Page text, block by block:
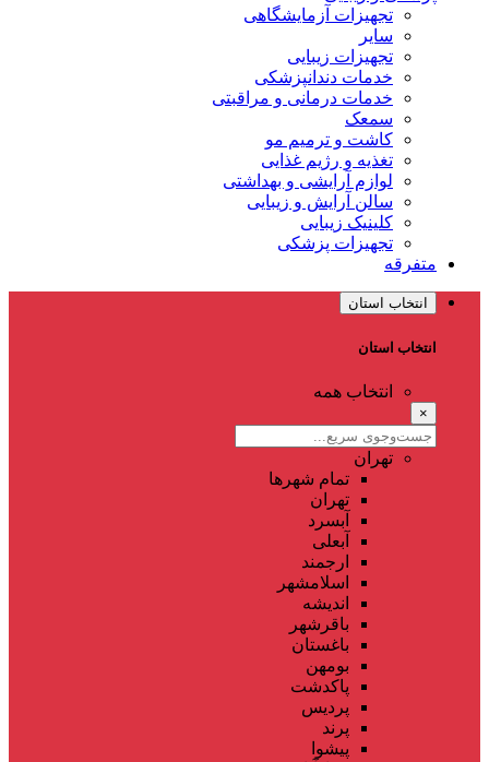
تجهیزات آزمایشگاهی
سایر
تجهیزات زیبایی
خدمات دندانپزشکی
خدمات درمانی و مراقبتی
سمعک
کاشت و ترمیم مو
تغذیه و رژیم غذایی
لوازم آرایشی و بهداشتی
سالن آرایش و زیبایی
کلینیک زیبایی
تجهیزات پزشکی
متفرقه
انتخاب استان
انتخاب استان
انتخاب همه
×
تهران
تمام شهر‌ها
تهران
آبسرد
آبعلی
ارجمند
اسلامشهر
اندیشه
باقرشهر
باغستان
بومهن
پاکدشت
پردیس
پرند
پیشوا